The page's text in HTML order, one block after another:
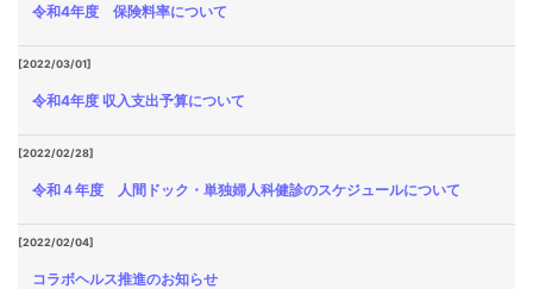
令和4年度 保険料率について
[2022/03/01]
令和4年度 収入支出予算について
[2022/02/28]
令和４年度 人間ドック・単独婦人科健診のスケジュールについて
[2022/02/04]
コラボヘルス推進のお知らせ